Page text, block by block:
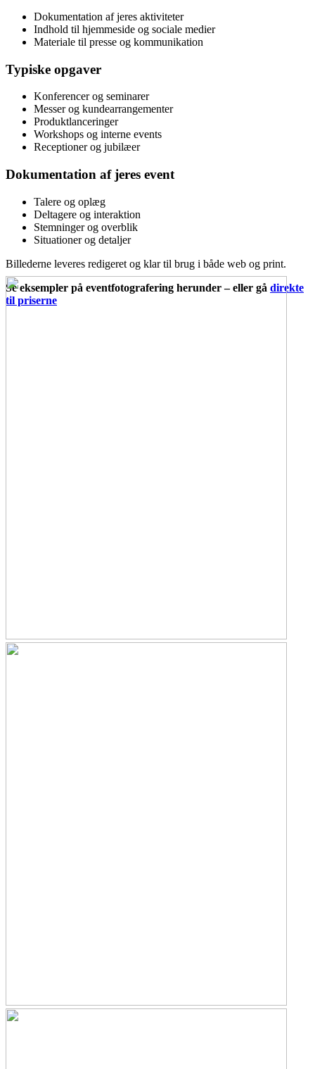
Dokumentation af jeres aktiviteter
Indhold til hjemmeside og sociale medier
Materiale til presse og kommunikation
Typiske opgaver
Konferencer og seminarer
Messer og kundearrangementer
Produktlanceringer
Workshops og interne events
Receptioner og jubilæer
Dokumentation af jeres event
Talere og oplæg
Deltagere og interaktion
Stemninger og overblik
Situationer og detaljer
Billederne leveres redigeret og klar til brug i både web og print.
Se eksempler på eventfotografering herunder – eller gå direkte
til priserne